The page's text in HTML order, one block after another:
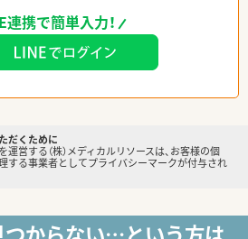
連携で簡単入力！
だくために
営する（株）メディカルリソースは、お客様の個
する事業者としてプライバシーマークが付与され